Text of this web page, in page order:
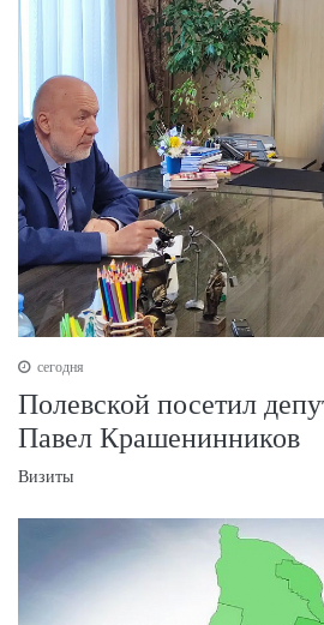
сегодня
Полевской посетил
Павел Крашенинников
Визиты